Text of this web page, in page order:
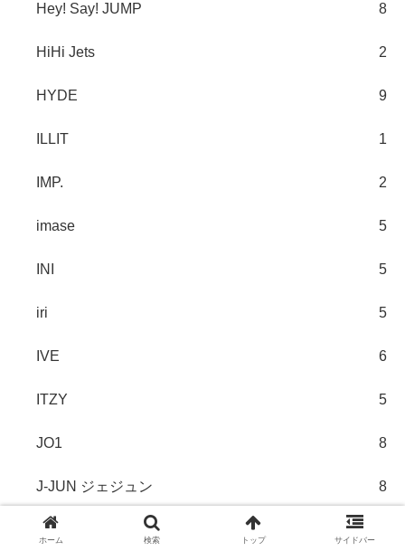
Hey! Say! JUMP 8
HiHi Jets 2
HYDE 9
ILLIT 1
IMP. 2
imase 5
INI 5
iri 5
IVE 6
ITZY 5
JO1 8
J-JUN ジェジュン 8
JUJU
ホーム 検索 トップ サイドバー